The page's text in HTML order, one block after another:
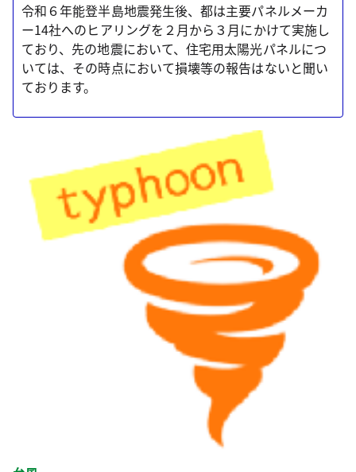
令和６年能登半島地震発生後、都は主要パネルメーカ
ー14社へのヒアリングを２月から３月にかけて実施し
ており、先の地震において、住宅用太陽光パネルにつ
いては、その時点において損壊等の報告はないと聞い
ております。